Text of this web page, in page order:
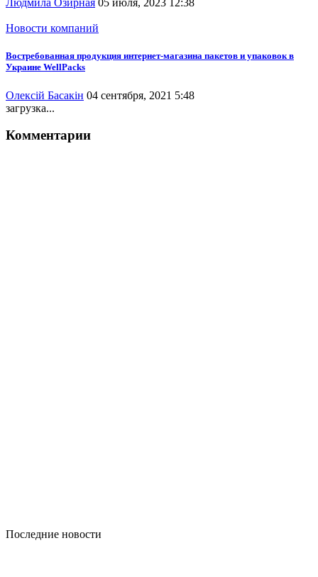
Людмила Озирная 05 июля, 2023 12:38
Новости компаний
Востребованная продукция интернет-магазина пакетов и упаковок в
Украине WellPacks
Олексій Басакін 04 сентября, 2021 5:48
загрузка...
Комментарии
Последние новости